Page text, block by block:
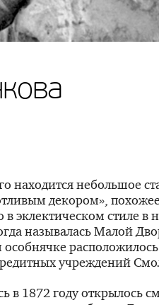
находится небольшое
декором»,
эклектическом стиле в
называлась Малой
учреждений
в 1872 году открылось